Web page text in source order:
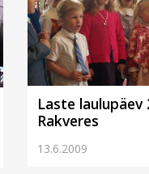
Laste laulupäev
Rakveres
13.6.2009